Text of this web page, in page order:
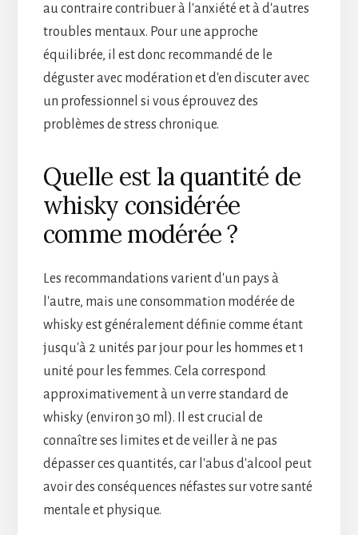
au contraire contribuer à l'anxiété et à d'autres
troubles mentaux. Pour une approche
équilibrée, il est donc recommandé de le
déguster avec modération et d'en discuter avec
un professionnel si vous éprouvez des
problèmes de stress chronique.
Quelle est la quantité de
whisky considérée
comme modérée ?
Les recommandations varient d'un pays à
l'autre, mais une consommation modérée de
whisky est généralement définie comme étant
jusqu'à 2 unités par jour pour les hommes et 1
unité pour les femmes. Cela correspond
approximativement à un verre standard de
whisky (environ 30 ml). Il est crucial de
connaître ses limites et de veiller à ne pas
dépasser ces quantités, car l'abus d'alcool peut
avoir des conséquences néfastes sur votre santé
mentale et physique.